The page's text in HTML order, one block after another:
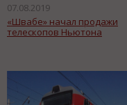
07.08.2019
«Швабе» начал продажи
телескопов Ньютона